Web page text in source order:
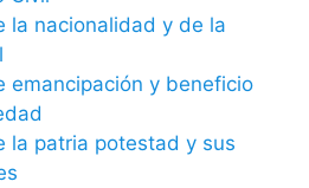
la nacionalidad y de la
emancipación y beneficio
la patria potestad y sus